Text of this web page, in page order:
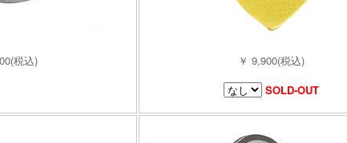
税込)
￥ 9,900(税込)
SOLD-OUT